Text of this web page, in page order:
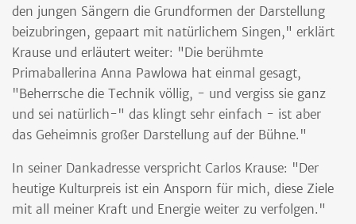
den jungen Sängern die Grundformen der Darstellung
beizubringen, gepaart mit natürlichem Singen," erklärt
Krause und erläutert weiter: "Die berühmte
Primaballerina Anna Pawlowa hat einmal gesagt,
"Beherrsche die Technik völlig, - und vergiss sie ganz
und sei natürlich-" das klingt sehr einfach - ist aber
das Geheimnis großer Darstellung auf der Bühne."
In seiner Dankadresse verspricht Carlos Krause: "Der
heutige Kulturpreis ist ein Ansporn für mich, diese Ziele
mit all meiner Kraft und Energie weiter zu verfolgen."